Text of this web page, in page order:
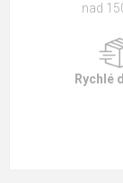
nad
Rychlé